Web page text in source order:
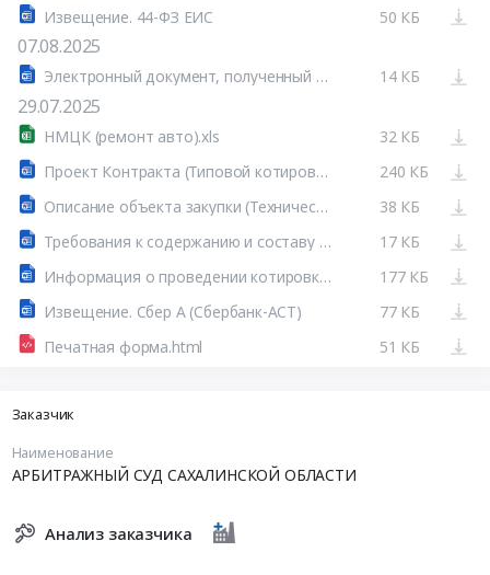
Извещение. 44-ФЗ ЕИС 50 КБ
07.08.2025
Электронный документ, полученный из внешней системы.docx 14 КБ
29.07.2025
НМЦК (ремонт авто).xls
32 КБ
Проект Контракта (Типовой котировка авто).doc
240 КБ
Описание объекта закупки (Техническое).docx
38 КБ
Требования к содержанию и составу заявки (котировка).docx
17 КБ
Информация о проведении котировки ( ремонт авто. ).doc
177 КБ
Извещение. Сбер А (Сбербанк-АСТ)
77 КБ
Печатная форма.html
51 КБ
Заказчик
Наименование
АРБИТРАЖНЫЙ СУД САХАЛИНСКОЙ ОБЛАСТИ
Анализ заказчика